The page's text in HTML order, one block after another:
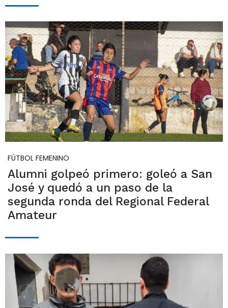
FÚTBOL FEMENINO
Alumni golpeó primero: goleó a San
José y quedó a un paso de la
segunda ronda del Regional Federal
Amateur